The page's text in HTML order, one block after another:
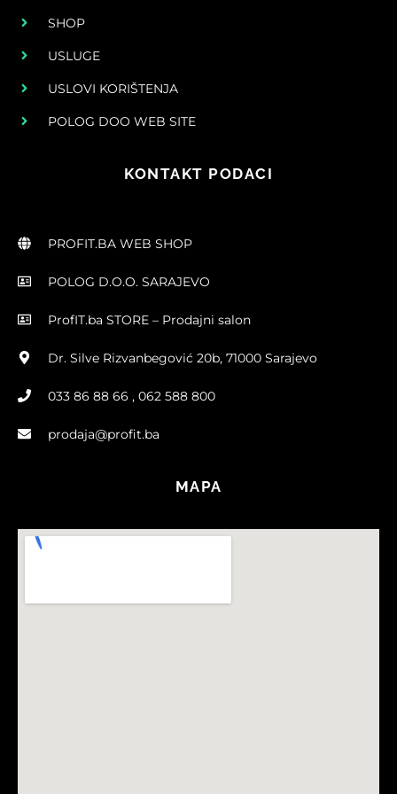
SHOP
USLUGE
USLOVI KORIŠTENJA
POLOG DOO WEB SITE
KONTAKT PODACI
PROFIT.BA WEB SHOP
POLOG D.O.O. SARAJEVO
ProfIT.ba STORE – Prodajni salon
Dr. Silve Rizvanbegović 20b, 71000 Sarajevo
033 86 88 66 , 062 588 800
prodaja@profit.ba
MAPA